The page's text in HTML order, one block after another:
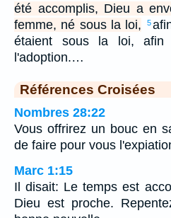
été accomplis, Dieu a
femme, né sous la loi,
5
étaient sous la loi, afin
l'adoption.…
Références Croisées
Nombres 28:22
Vous offrirez un bouc en
de faire pour vous
Marc 1:15
Il disait: Le temps est
Dieu est proche.